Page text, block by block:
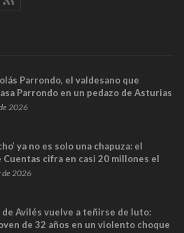
Parrondo, el valdesano que
Parrondo en un pedazo de Asturias
2026
ya no es solo una chapuza: el
Cuentas cifra en casi 20 millones el
los trenes que no cabían por los
de 2026
de Avilés vuelve a teñirse de luto:
de 32 años en un violento choque